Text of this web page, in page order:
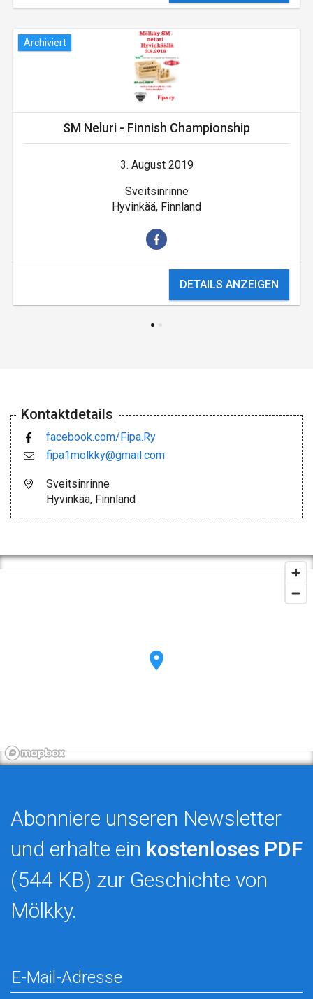
Archiviert
SM Neluri - Finnish Championship
3. August 2019
Sveitsinrinne
Hyvinkää, Finnland
DETAILS ANZEIGEN
Kontaktdetails
facebook.com/Fipa.Ry
fipa1molkky@gmail.com
Sveitsinrinne
Hyvinkää, Finnland
Abonniere unseren Newsletter
und erhalte ein kostenloses PDF
(544 KB) zur Geschichte von
Mölkky.